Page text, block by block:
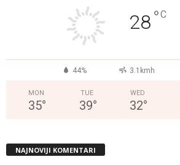
28°C
44% 3.1kmh
MON
35°
TUE
39°
WED
32°
NAJNOVIJI KOMENTARI